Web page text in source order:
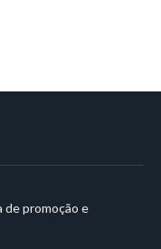
de promoção e